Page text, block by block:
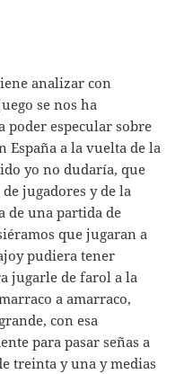
analizar con
se nos ha
poder especular sobre
España a la vuelta de la
yo no dudaría, que
jugadores y de la
de una partida de
que jugaran a
pudiera tener
jugarle de farol a la
a amarraco,
con esa
para pasar señas a
treinta y una y medias